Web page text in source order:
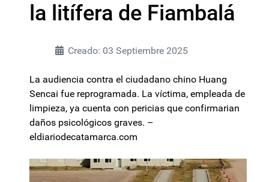
la litífera de Fiambalá
Creado: 03 Septiembre 2025
La audiencia contra el ciudadano chino Huang
Sencai fue reprogramada. La víctima, empleada de
limpieza, ya cuenta con pericias que confirmarian
daños psicológicos graves. –
eldiariodecatamarca.com